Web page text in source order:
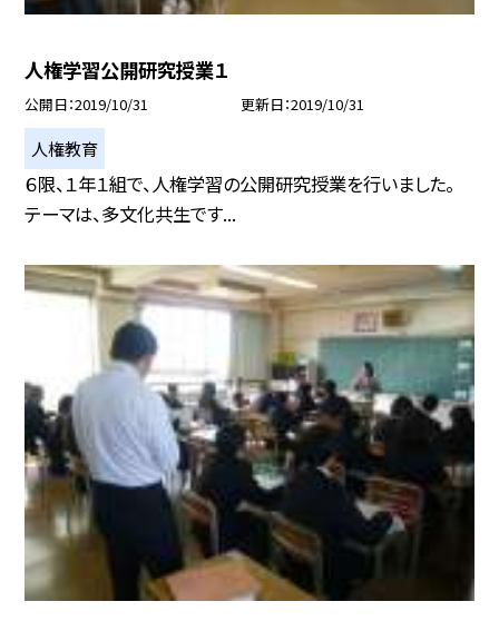
人権学習公開研究授業１
公開日 2019/10/31 更新日 2019/10/31
人権教育
６限、１年１組で、人権学習の公開研究授業を行いました。
テーマは、多文化共生です...